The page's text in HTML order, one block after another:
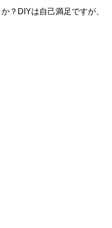
？DIYは自己満足ですが、